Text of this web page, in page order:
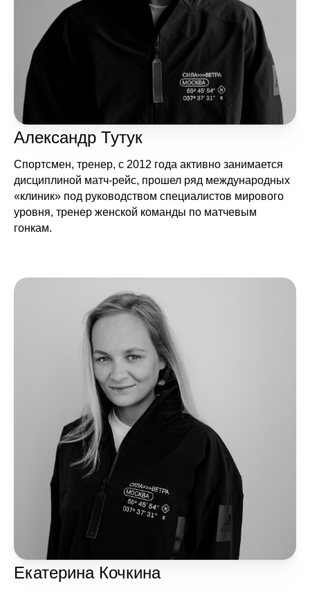
Александр Тутук
Спортсмен, тренер, с 2012 года активно занимается
дисциплиной матч-рейс, прошел ряд международных
«клиник» под руководством специалистов мирового
уровня, тренер женской команды по матчевым
гонкам.
Екатерина Кочкина